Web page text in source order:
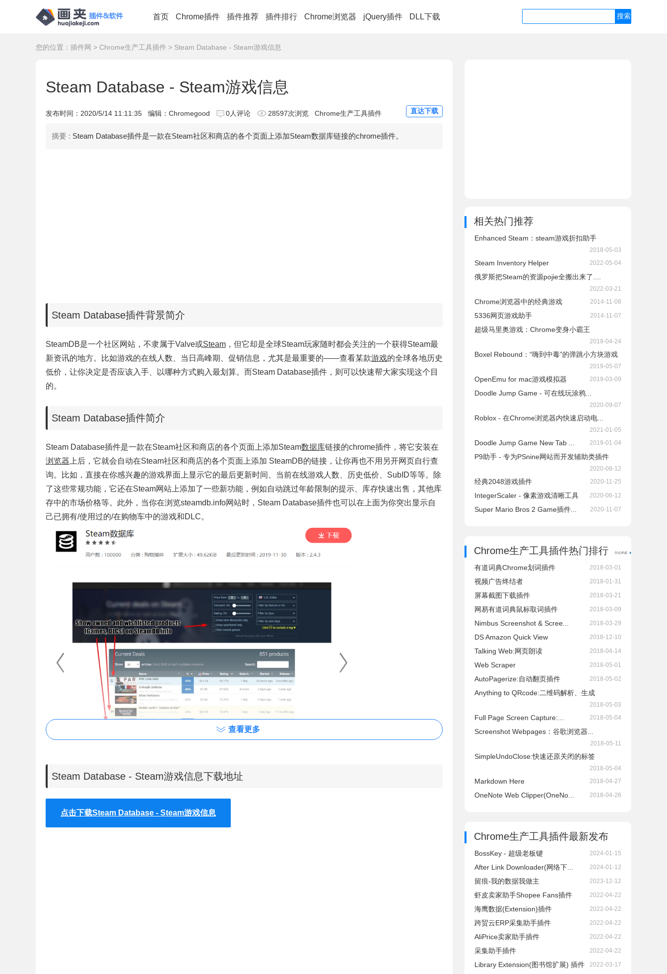
首页 Chrome插件 插件推荐 插件排行 Chrome浏览器 jQuery插件 DLL下载
您的位置： 插件网 > Chrome生产工具插件 > Steam Database - Steam游戏信息
Steam Database - Steam游戏信息
发布时间： 2020/5/14 11:11:35 编辑：Chromegood 0人评论 28597次浏览 Chrome生产工具插件 直达下载
摘要 : Steam Database插件是一款在Steam社区和商店的各个页面上添加Steam数据库链接的chrome插件。
Steam Database插件背景简介
SteamDB是一个社区网站，不隶属于Valve或Steam ，但它却是全球Steam玩家随时都会关注的一个获得Steam最
新资讯的地方。比如游戏的在线人数、当日高峰期、促销信息，尤其是最重要的——查看某款游戏的全球各地历史
低价，让你决定是否应该入手、以哪种方式购入最划算。而Steam Database插件，则可以快速帮大家实现这个目
的。
Steam Database插件简介
Steam Database插件是一款在Steam社区和商店的各个页面上添加Steam数据库链接的chrome插件，将它安装在
浏览器 上后，它就会自动在Steam社区和商店的各个页面上添加 SteamDB的链接，让你再也不用另开网页自行查
询。比如，直接在你感兴趣的游戏界面上显示它的最后更新时间、当前在线游戏人数、历史低价、SubID等等。除
了这些常规功能，它还在Steam网站上添加了一些新功能，例如自动跳过年龄限制的提示、库存快速出售，其他库
存中的市场价格等。此外，当你在浏览steamdb.info网站时，Steam Database插件也可以在上面为你突出显示自
己已拥有/使用过的/在购物车中的游戏和DLC。
Steam Database插件特征
1、在Steam站点之间添加到SteamDB的链接
2、在商店页面上显示最低的记录价格
3、在游戏页面上显示在线统计
查看更多
Steam Database - Steam游戏信息下载地址
点击下载Steam Database - Steam游戏信息
相关热门推荐
Enhanced Steam：steam游戏折扣助手
2018-05-03
Steam Inventory Helper 2022-05-04
俄罗斯把Steam的资源pojie全搬出来了....
2022-03-21
Chrome浏览器中的经典游戏 2014-11-08
5336网页游戏助手 2014-11-07
超级马里奥游戏：Chrome变身小霸王
2019-04-24
Boxel Rebound：“嗨到中毒”的弹跳小方块游戏
2019-05-07
OpenEmu for mac游戏模拟器 2019-03-09
Doodle Jump Game - 可在线玩涂鸦...
2020-09-07
Roblox - 在Chrome浏览器内快速启动电...
2021-01-05
Doodle Jump Game New Tab ... 2019-01-04
P9助手 - 专为PSnine网站而开发辅助类插件
2020-08-12
经典2048游戏插件 2020-11-25
IntegerScaler - 像素游戏清晰工具 2020-06-12
Super Mario Bros 2 Game插件... 2020-11-07
Chrome生产工具插件热门排行
有道词典Chrome划词插件 2018-03-01
视频广告终结者 2018-01-31
屏幕截图下载插件 2018-03-21
网易有道词典鼠标取词插件 2018-03-09
Nimbus Screenshot & Scree... 2018-03-29
DS Amazon Quick View 2018-12-10
Talking Web:网页朗读 2018-04-14
Web Scraper 2018-05-01
AutoPagerize:自动翻页插件 2018-05-02
Anything to QRcode:二维码解析、生成
2018-05-03
Full Page Screen Capture:... 2018-05-04
Screenshot Webpages：谷歌浏览器...
2018-05-11
SimpleUndoClose:快速还原关闭的标签
2018-05-04
Markdown Here 2018-04-27
OneNote Web Clipper(OneNo... 2018-04-26
Chrome生产工具插件最新发布
BossKey - 超级老板键 2024-01-15
After Link Downloader(网络下... 2024-01-12
留痕-我的数据我做主 2023-12-12
虾皮卖家助手Shopee Fans插件 2022-04-22
海鹰数据(Extension)插件 2022-04-22
跨贸云ERP采集助手插件 2022-04-22
AliPrice卖家助手插件 2022-04-22
采集助手插件 2022-04-22
Library Extension(图书馆扩展) 插件 2022-03-17